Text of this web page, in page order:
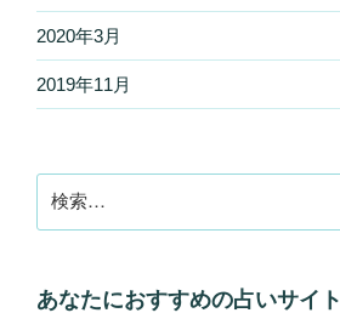
2020年3月
2019年11月
索:
あなたにおすすめの占いサイト